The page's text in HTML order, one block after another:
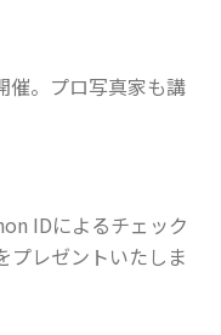
催。プロ写真家も講
IDによるチェック
プレゼントいたしま